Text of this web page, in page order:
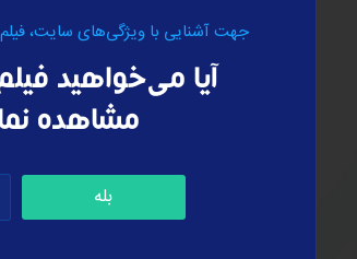
جهت آشنایی با ویژگی‌های سایت،
آیا می‌خواهید
مشاهده
بله